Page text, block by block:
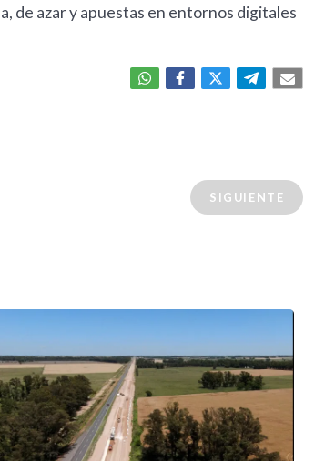
de azar y apuestas en entornos digitales
SIGUIENTE